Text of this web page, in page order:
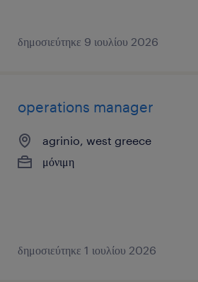
δημοσιεύτηκε 9 ιουλίου 2026
operations manager
agrinio, west greece
μόνιμη
δημοσιεύτηκε 1 ιουλίου 2026